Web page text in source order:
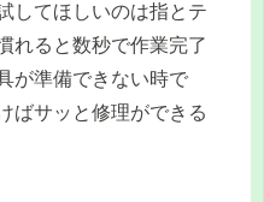
してほしいのは指とテ
れると数秒で作業完了
が準備できない時で
ばサッと修理ができる